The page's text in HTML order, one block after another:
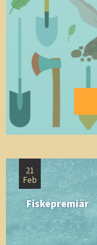
21
Feb
Fiskepremiär